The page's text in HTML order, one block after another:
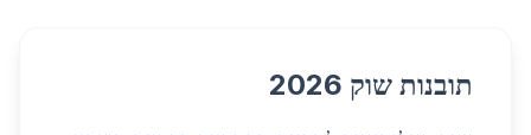
תובנות שוק 2026